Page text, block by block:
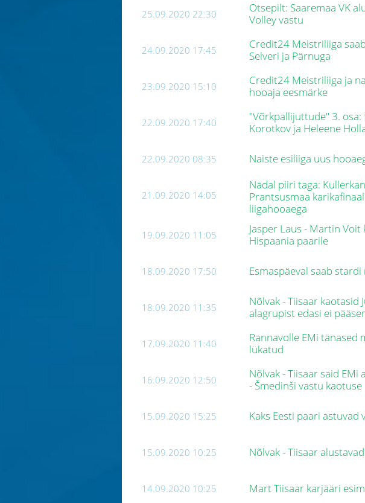
25.09.2020 22:30
Otsepilt: Saaremaa VK
Volley vastu
24.09.2020 17:45
Credit24 Meistriliiga
Selveri ja Pärnuga
23.09.2020 15:10
Credit24 Meistriliiga ja
hooaja eesmärke
22.09.2020 17:40
"Võrkpallijuttude" 3.
Korotkov ja Heleene
22.09.2020 08:35 Naiste esiliiga uus
21.09.2020 14:05
Nädal piiri taga:
Prantsusmaa
liigahooaega
19.09.2020 11:05
Jasper Laus - Martin
Hispaania paarile
18.09.2020 17:50 Esmaspäeval saab
18.09.2020 11:35
Nõlvak - Tiisaar kaotasid
alagrupist edasi ei
17.09.2020 11:40
Rannavolle EMi
lükatud
16.09.2020 12:50
Nõlvak - Tiisaar said
- Šmedinši vastu kaotuse
15.09.2020 15:25 Kaks Eesti paari
15.09.2020 10:25 Nõlvak - Tiisaar
14.09.2020 10:25 Mart Tiisaar karjääri